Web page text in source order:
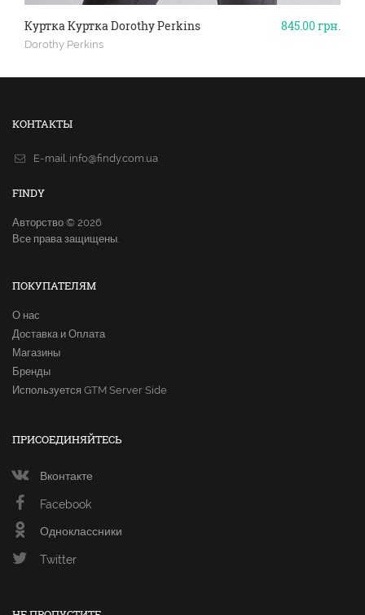
845.00грн.
Куртка Куртка Dorothy Perkins
Dorothy Perkins
КОНТАКТЫ
E-mail. info@findy.com.ua
FINDY
Авторство © 2026
Все права защищены.
ПОКУПАТЕЛЯМ
О нас
Доставка и Оплата
Магазины
Бренды
Используется GTM Server Side
ПРИСОЕДИНЯЙТЕСЬ
Вконтакте
Facebook
Одноклассники
Twitter